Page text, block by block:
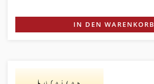
IN DEN WARENKORB